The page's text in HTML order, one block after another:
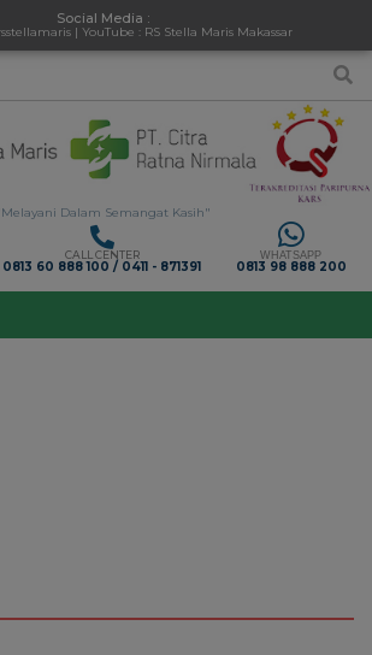
Social Media :
| YouTube : RS Stella Maris Makassar
Dalam Semangat Kasih"
CALL CENTER
0813 60 888 100 / 0411 - 871391
WHATSAPP
0813 98 888 200